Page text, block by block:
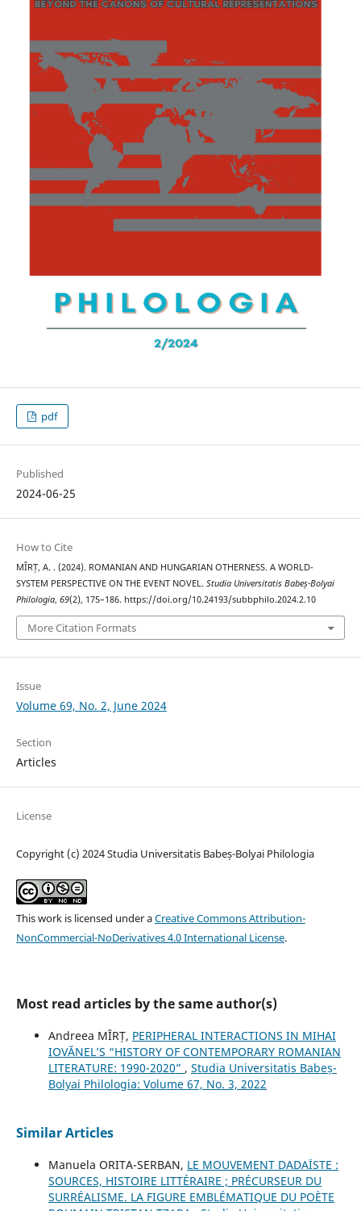
pdf
Published
2024-06-25
How to Cite
MÎRȚ, A. . (2024). ROMANIAN AND HUNGARIAN OTHERNESS. A WORLD-
SYSTEM PERSPECTIVE ON THE EVENT NOVEL. Studia Universitatis Babeș-Bolyai
Philologia, 69(2), 175–186. https://doi.org/10.24193/subbphilo.2024.2.10
More Citation Formats
Issue
Volume 69, No. 2, June 2024
Section
Articles
License
Copyright (c) 2024 Studia Universitatis Babeș-Bolyai Philologia
This work is licensed under aCreative Commons Attribution-
NonCommercial-NoDerivatives 4.0 International License.
Most read articles by the same author(s)
Andreea MÎRȚ, PERIPHERAL INTERACTIONS IN MIHAI
IOVĂNEL’S “HISTORY OF CONTEMPORARY ROMANIAN
LITERATURE: 1990-2020” , Studia Universitatis Babeș-
Bolyai Philologia: Volume 67, No. 3, 2022
Similar Articles
Manuela ORITA-SERBAN, LE MOUVEMENT DADAÏSTE :
SOURCES, HISTOIRE LITTÉRAIRE ; PRÉCURSEUR DU
SURRÉALISME. LA FIGURE EMBLÉMATIQUE DU POÈTE